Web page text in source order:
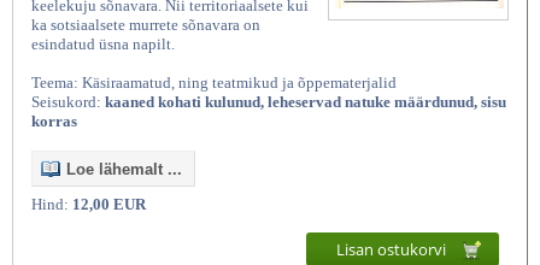
keelekuju sõnavara. Nii territoriaalsete kui
ka sotsiaalsete murrete sõnavara on
esindatud üsna napilt.
Teema: Käsiraamatud, ning teatmikud ja õppematerjalid
Seisukord: kaaned kohati kulunud, leheservad natuke määrdunud, sisu
korras
Loe lähemalt ...
Hind: 12,00 EUR
Lisan ostukorvi